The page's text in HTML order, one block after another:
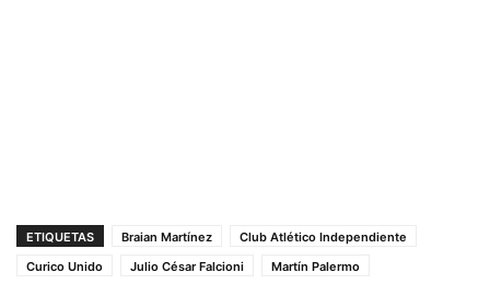
ETIQUETAS Braian Martínez
Club Atlético Independiente
Curico Unido
Julio César Falcioni Martín Palermo